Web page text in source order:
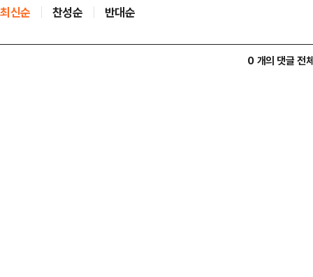
최신순 찬성순 반대순
0 개의 댓글 전